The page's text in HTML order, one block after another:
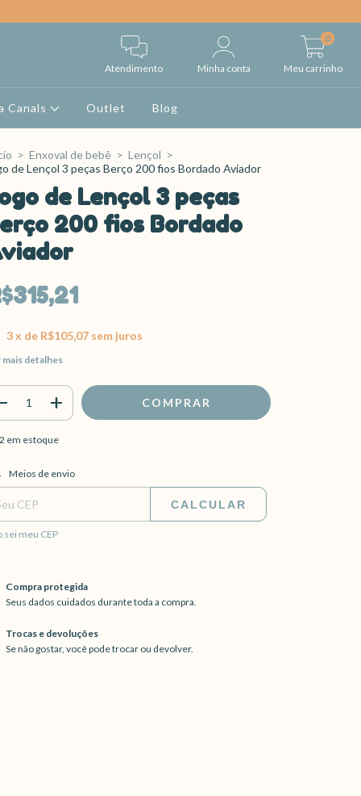
Atendimento Minha conta Meu carrinho
0
Canals Outlet Blog
> Enxoval de bebê > Lençol >
de Lençol 3 peças Berço 200 fios Bordado Aviador
de Lençol 3 peças
200 fios Bordado
3x de R$105,07 sem juros
mais detalhes
2 em estoque
para o CEP:
Meios de envio
CALCULAR
sei meu CEP
Compra protegida
Seus dados cuidados durante toda a compra.
Trocas e devoluções
Se não gostar, você pode trocar ou devolver.